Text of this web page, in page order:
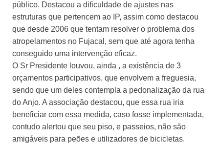
público. Destacou a dificuldade de ajustes nas
estruturas que pertencem ao IP, assim como destacou
que desde 2006 que tentam resolver o problema dos
atropelamentos no Fujacal, sem que até agora tenha
conseguido uma intervenção eficaz.
O Sr Presidente louvou, ainda , a existência de 3
orçamentos participativos, que envolvem a freguesia,
sendo que um deles contempla a pedonalização da rua
do Anjo. A associação destacou, que essa rua iria
beneficiar com essa medida, caso fosse implementada,
contudo alertou que seu piso, e passeios, não são
amigáveis para peões e utilizadores de bicicletas.